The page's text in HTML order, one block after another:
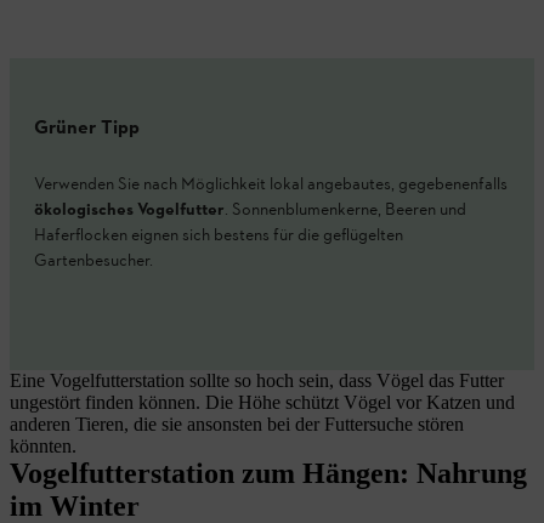
Grüner Tipp
Verwenden Sie nach Möglichkeit lokal angebautes, gegebenenfalls
ökologisches Vogelfutter. Sonnenblumenkerne, Beeren und
Haferflocken eignen sich bestens für die geflügelten
Gartenbesucher.
Eine Vogelfutterstation sollte so hoch sein, dass Vögel das Futter
ungestört finden können. Die Höhe schützt Vögel vor Katzen und
anderen Tieren, die sie ansonsten bei der Futtersuche stören
könnten.
Vogelfutterstation zum Hängen: Nahrung
im Winter